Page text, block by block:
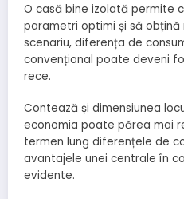
O casă bine izolată permite
parametri optimi și să
scenariu, diferența de
convențional poate deveni
rece.
Contează și dimensiunea
economia poate părea mai
termen lung diferențele de
avantajele unei centrale în
evidente.